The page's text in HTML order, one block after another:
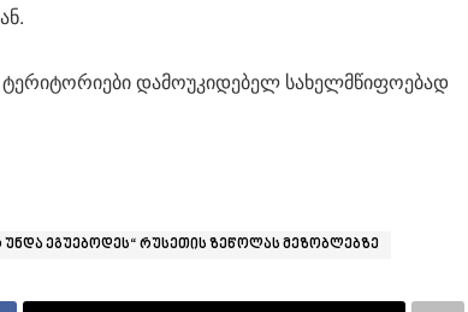
ტერიტორიები დამოუკიდებელ სახელმწიფოებად
უნდა ეგუებოდეს“ რუსეთის ზეწოლას მეზობლებზე